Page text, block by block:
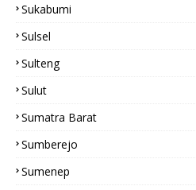
Sukabumi
Sulsel
Sulteng
Sulut
Sumatra Barat
Sumberejo
Sumenep